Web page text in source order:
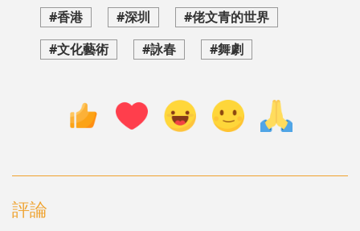
#香港 #深圳
#佬文青的世界
#文化藝術
#詠春 #舞劇
評論